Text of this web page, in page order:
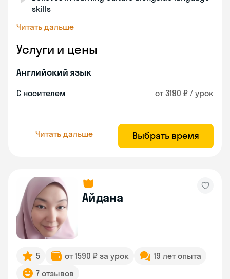
skills
Читать дальше
Услуги и цены
Английский язык
С носителем от 3190 ₽ / урок
Читать дальше Выбрать время
Айдана
5 от 1590 ₽ за урок
19 лет опыта
7 отзывов